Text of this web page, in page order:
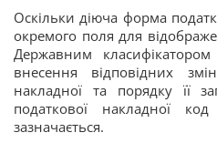
Оскільки діюча форма
окремого поля для
Державним
внесення відповідних
накладної та порядку її
податкової накладної
зазначається.